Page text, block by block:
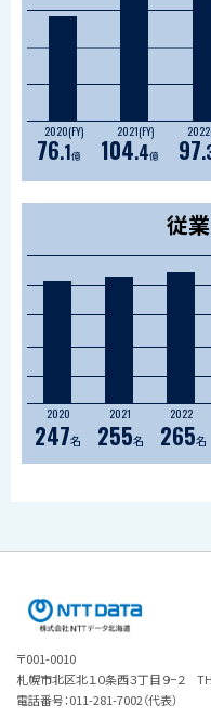
2020(FY) 2021(FY)
76.1億 104.4億 97.
従
2020 2021 2022
247名 255名 265名
ータ北海道
〒001-0010
札幌市北区北１０条西３丁目９−２
電話番号：011-281-7002（代表）